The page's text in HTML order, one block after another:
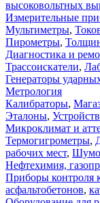
высоковольтных
Измерительные
Мультиметры,
Пирометры,
Диагностика и
Трассоискатели,
Генераторы
Метрология
Калибраторы,
Эталоны,
Микроклимат и
Термогигрометры,
рабочих мест,
Нефтехимия,
Приборы контроля
асфальтобетонов,